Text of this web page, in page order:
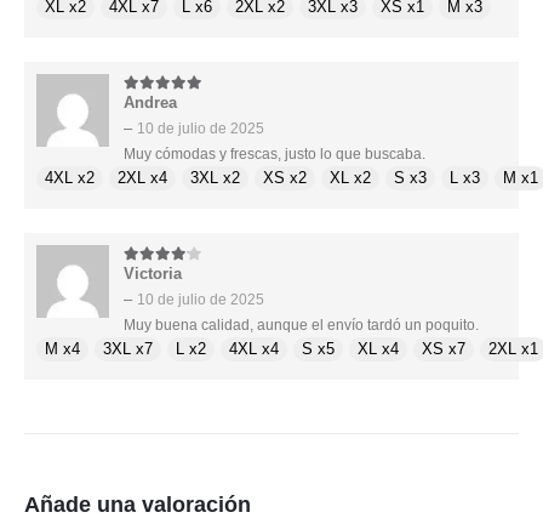
XL x2 4XL x7 L x6 2XL x2 3XL x3 XS x1 M x3
5de 5
Andrea
– 10 de julio de 2025
Muy cómodas y frescas, justo lo que buscaba.
4XL x2 2XL x4 3XL x2 XS x2 XL x2 S x3 L x3 M x1
4de 5
Victoria
– 10 de julio de 2025
Muy buena calidad, aunque el envío tardó un poquito.
M x4 3XL x7 L x2 4XL x4 S x5 XL x4 XS x7 2XL x1
Añade una valoración